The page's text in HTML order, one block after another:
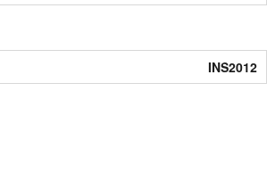
INS2012